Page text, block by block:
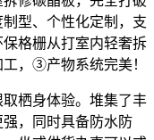
型、个性化定制，支
格栅从打室内轻奢拆
，③产物系统完美！
栖身体验。堆集了丰
，同时具备防水防